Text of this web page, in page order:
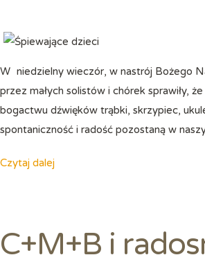
W niedzielny wieczór, w nastrój Bożego Narodzenia, wprowadziła nas scholka dziecięca. Radosne kolędy i pastorałki śpiewane
przez małych solistów i chórek sprawiły,
bogactwu dźwięków trąbki, skrzypiec,
spontaniczność i radość pozostaną w
Czytaj dalej
C+M+B i